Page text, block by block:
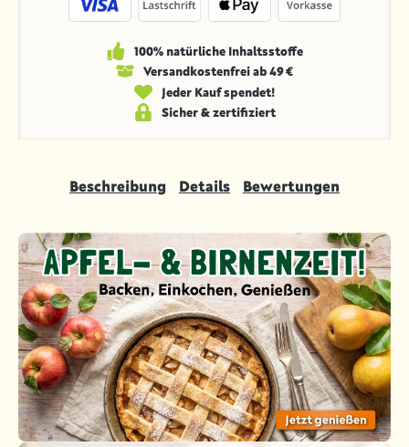
100% natürliche Inhaltsstoffe
Versandkosten­frei ab 49 €
Jeder Kauf spendet!
Sicher & zertifiziert
Beschreibung Details Bewertungen